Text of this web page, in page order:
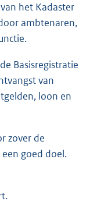
het Kadaster
ambtenaren,
Basisregistratie
van
loon en
zover de
goed doel.